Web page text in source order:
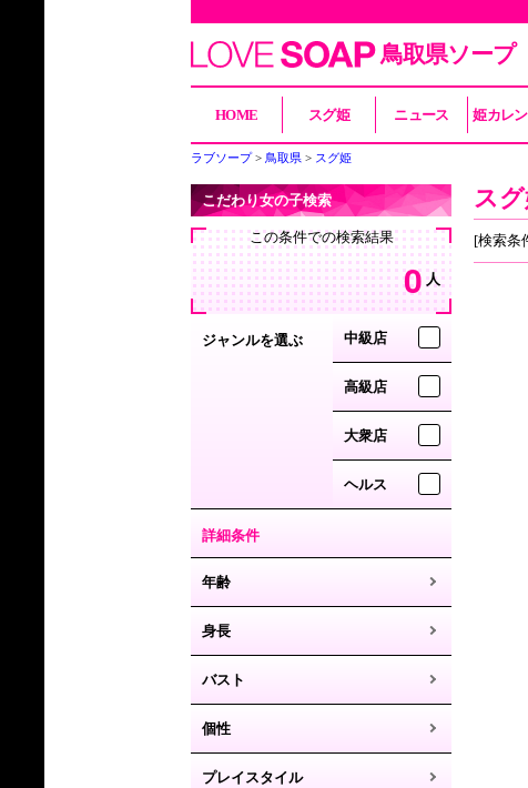
鳥取県ソープ
HOME スグ姫 ニュース 姫カレ
ラブソープ 鳥取県 スグ姫
こだわり女の子検索
この条件での検索結果
0 人
ジャンルを選ぶ 中級店
高級店
大衆店
ヘルス
詳細条件
年齢
身長
バスト
個性
プレイスタイル
ス
[検索条